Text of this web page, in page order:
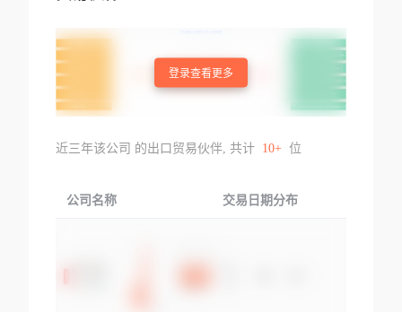
登录查看更多
近三年该公司 的出口贸易伙伴, 共计 10+ 位
公司名称 交易日期分布